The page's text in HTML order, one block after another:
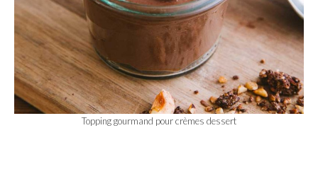
Topping gourmand pour crèmes dessert